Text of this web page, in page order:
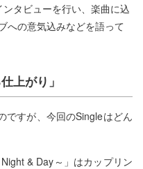
タビューを行い、楽曲に込
への意気込みなどを語って
上がり」
ですが、今回のSingleはどん
& Day～」はカップリン